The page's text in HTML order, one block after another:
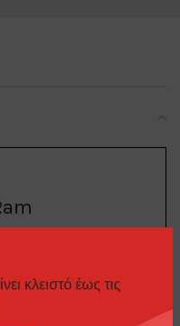
κλειστό έως τις